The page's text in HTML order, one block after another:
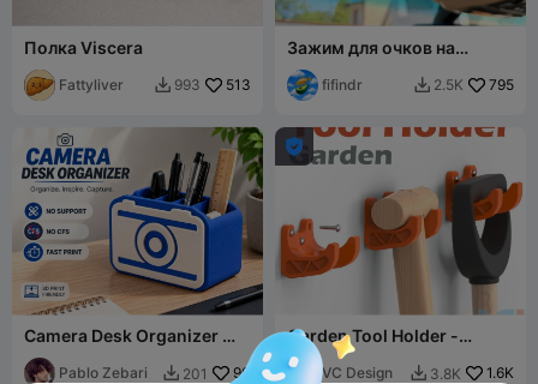
Полка Viscera
Fattyliver  993 513
Зажим для очков на
автомобильный козырек
fifindr  2.5K 795
Camera Desk Organizer 📷 -
MultiColor & MonoColor
Pablo Zebari  201 90

Garden Tool Holder -
Universal
VC Design  3.8K 1.6K